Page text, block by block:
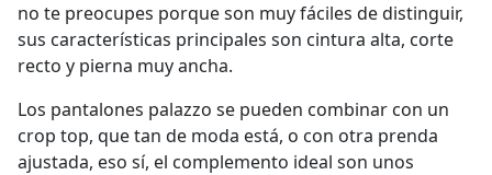
no te preocupes porque son muy fáciles de distinguir,
sus características principales son cintura alta, corte
recto y pierna muy ancha.
Los pantalones palazzo se pueden combinar con un
crop top, que tan de moda está, o con otra prenda
ajustada, eso sí, el complemento ideal son unos